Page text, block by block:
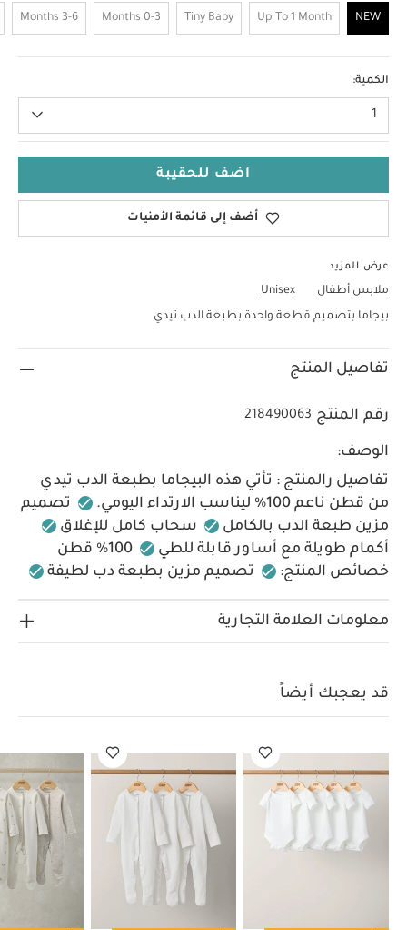
NEW
Up To 1 Month
Tiny Baby
0-3 Months
3-6 Months
الكمية:
1
اضف للحقيبة
أضف إلى قائمة الأمنيات
عرض المزيد
ملابس أطفال
Unisex
بيجاما بتصميم قطعة واحدة بطبعة الدب تيدي
تفاصيل المنتج
رقم المنتج 218490063
الوصف:
تفاصيل رالمنتج : تأتي هذه البيجاما بطبعة الدب تيدي
من قطن ناعم 100% ليناسب الارتداء اليومي.
تصميم
مزين طبعة الدب بالكامل
سحاب كامل للإغلاق
أكمام طويلة مع أساور قابلة للطي
100% قطن
خصائص المنتج:
تصميم مزين بطبعة دب لطيفة
سحاب كامل لتغيير سريع
100% قطن ناعم ومريح
الخامات:
100% قطن
تعليمات العناية/الإرشادات:
تنظيف في درجة حرارة 40 درجة مئوية
لا تستخدمي
كي على درجة حرارة باردة
عن النار قد يعجبك أيضاً:طقم ألبسة قطعة واحدة بأكمام قصيرة
قماش عضوي بلون أبيض - 5 قطع
طقم بيجاما قطعة واحدة عضوية
بلون أبيض - 3 قطع
طقم بيجامة بطبعة كمثرى (3 قطع)
طقم بيجامة،
بودي سوت ومريلة سيليستيال لحديثي الولادة، 5 قطع
طقم بيجاما
قطعة واحدة بنقشة دببة - 3 قطع
معلومات العلامة التجارية
قد يعجبك أيضاً